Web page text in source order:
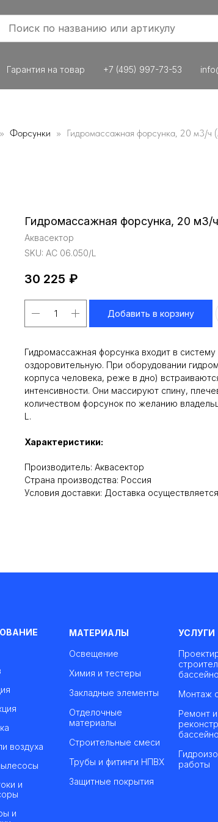
Гарантия на товар +7 (495) 997-73-53
Форсунки Гидромассажная форсунка, 20 м3/ч
Гидромассажная форсунка, 20 м3/
Аквасектор
SKU: АС 06.050/L
30 225 ₽
Добавить в корзину
Гидромассажная форсунка входит в
оздоровительную. При оборудовании
корпуса человека, реже в дно)
интенсивности. Они массируют спину,
количеством форсунок по желанию
L.
Характеристики:
Производитель: Аквасектор
Cтрана производства: Россия
Условия доставки: Доставка
воздуха
и
и
МАТЕРИАЛЫ
Освещение
Химия и тестеры
Закладные элементы
Отделочные
материалы
Строительные смеси
Трубы и фитинги НПВХ
Защитные покрытия
УСЛУГИ
Монтаж
Ремонт и
работы